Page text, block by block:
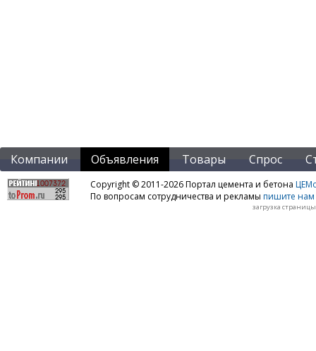
Компании Объявления Товары Спрос
Copyright © 2011-2026 Портал цемента и бетона
По вопросам сотрудничества и рекламы пишите нам
загрузка